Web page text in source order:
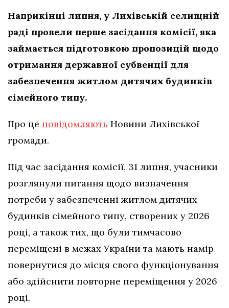
Наприкінці липня, у Лихівській селищній
раді провели перше засідання комісії, яка
займається підготовкою пропозицій щодо
отримання державної субвенції для
забезпечення житлом дитячих будинків
сімейного типу.
Про це повідомляють Новини Лихівської
громади.
Під час засідання комісії, 31 липня, учасники
розглянули питання щодо визначення
потреби у забезпеченні житлом дитячих
будинків сімейного типу, створених у 2026
році, а також тих, що були тимчасово
переміщені в межах України та мають намір
повернутися до місця свого функціонування
або здійснити повторне переміщення у 2026
році.